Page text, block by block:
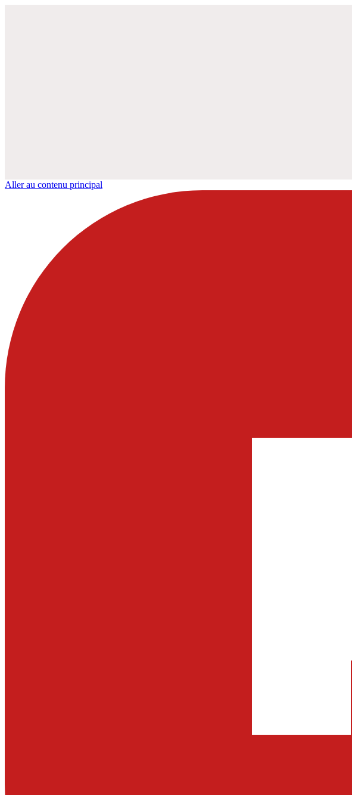
Aller au contenu principal